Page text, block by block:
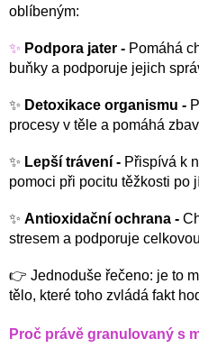
oblíbeným:
✨ Podpora jater - Pomáhá
buňky a podporuje jejich
✨ Detoxikace organismu -
procesy v těle a pomáhá
✨ Lepší trávení - Přispívá k
pomoci při pocitu těžkosti po
✨ Antioxidační ochrana -
stresem a podporuje
👉 Jednoduše řečeno: je to
tělo, které toho zvládá fakt
Proč právě granulovaný s